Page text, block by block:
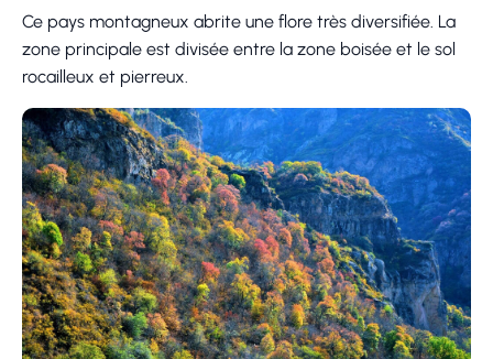
Ce pays montagneux abrite une flore très diversifiée. La
zone principale est divisée entre la zone boisée et le sol
rocailleux et pierreux.